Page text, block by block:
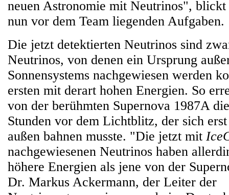
neuen Astronomie mit Neutrinos",
nun vor dem Team liegenden Aufgaben.
Die jetzt detektierten Neutrinos sind
Neutrinos, von denen ein Ursprung
Sonnensystems nachgewiesen werden
ersten mit derart hohen Energien. So
von der berühmten Supernova 1987A
Stunden vor dem Lichtblitz, der sich
außen bahnen musste. "Die jetzt mit
nachgewiesenen Neutrinos haben
höhere Energien als jene von der
Dr. Markus Ackermann, der Leiter der